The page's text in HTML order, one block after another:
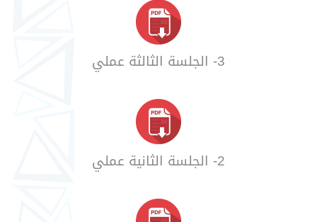
3- الجلسة الثالثة عملي
2- الجلسة الثانية عملي